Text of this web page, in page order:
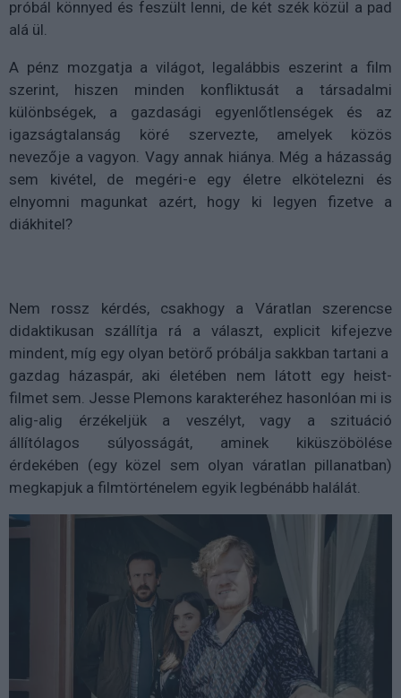
próbál könnyed és feszült lenni, de két szék közül a pad
alá ül.
A pénz mozgatja a világot, legalábbis eszerint a film
szerint, hiszen minden konfliktusát a társadalmi
különbségek, a gazdasági egyenlőtlenségek és az
igazságtalanság köré szervezte, amelyek közös
nevezője a vagyon. Vagy annak hiánya. Még a házasság
sem kivétel, de megéri-e egy életre elkötelezni és
elnyomni magunkat azért, hogy ki legyen fizetve a
diákhitel?
Nem rossz kérdés, csakhogy a Váratlan szerencse
didaktikusan szállítja rá a választ, explicit kifejezve
mindent, míg egy olyan betörő próbálja sakkban tartani a
gazdag házaspár, aki életében nem látott egy heist-
filmet sem. Jesse Plemons karakteréhez hasonlóan mi is
alig-alig érzékeljük a veszélyt, vagy a szituáció
állítólagos súlyosságát, aminek kiküszöbölése
érdekében (egy közel sem olyan váratlan pillanatban)
megkapjuk a filmtörténelem egyik legbénább halálát.